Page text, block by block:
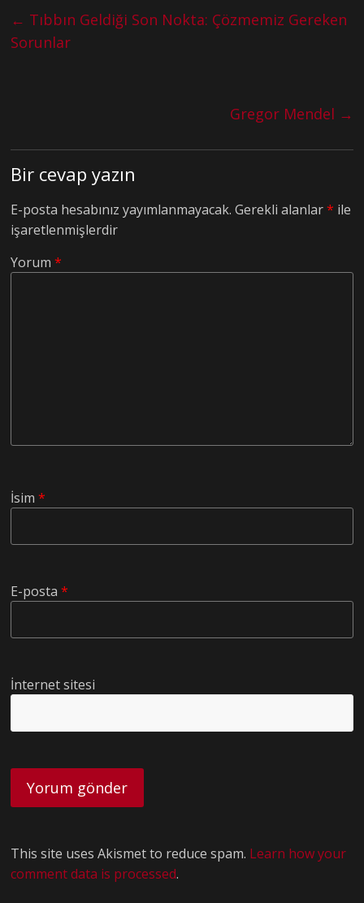
← Tıbbın Geldiği Son Nokta: Çözmemiz Gereken
Sorunlar
Gregor Mendel →
Bir cevap yazın
E-posta hesabınız yayımlanmayacak. Gerekli alanlar* ile
işaretlenmişlerdir
Yorum*
İsim*
E-posta*
İnternet sitesi
This site uses Akismet to reduce spam. Learn how your
comment data is processed.